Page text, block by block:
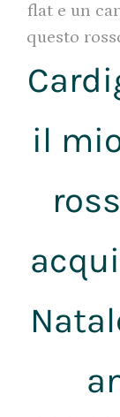
flat e un
questo
il